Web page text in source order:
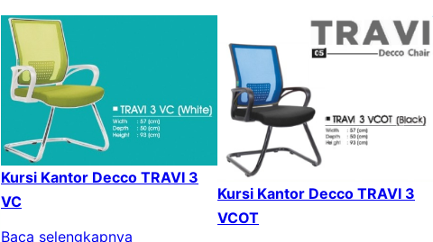
Kursi Kantor Decco TRAVI 3
VC
Baca selengkapnya
Kursi Kantor Decco TRAVI 3
VCOT